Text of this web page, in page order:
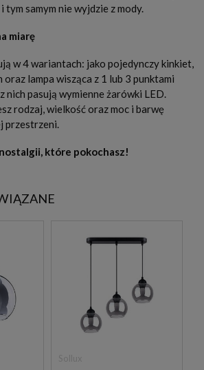
samym nie wyjdzie z mody.
miarę
w 4 wariantach: jako pojedynczy kinkiet,
lampa wisząca z 1 lub 3 punktami
nich pasują wymienne żarówki LED.
rodzaj, wielkość oraz moc i barwę
przestrzeni.
które pokochasz!